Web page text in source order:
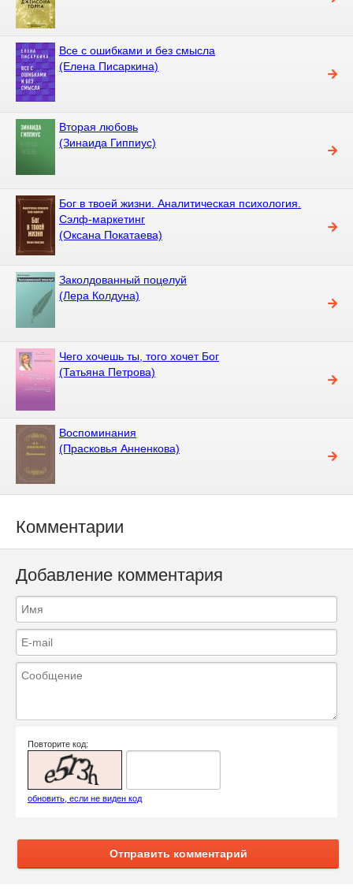
Все с ошибками и без смысла
(Елена Писаркина)
Вторая любовь
(Зинаида Гиппиус)
Бог в твоей жизни. Аналитическая психология.
Сэлф-маркетинг
(Оксана Покатаева)
Заколдованный поцелуй
(Лера Колдуна)
Чего хочешь ты, того хочет Бог
(Татьяна Петрова)
Воспоминания
(Прасковья Анненкова)
Комментарии
Добавление комментария
Повторите код:
обновить, если не виден код
Отправить комментарий